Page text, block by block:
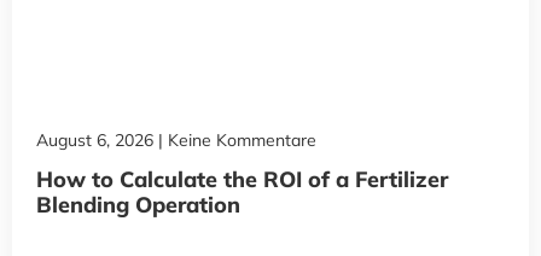
How to Calculate the ROI of a Fertilizer
Blending Operation
August 6, 2026 Keine Kommentare